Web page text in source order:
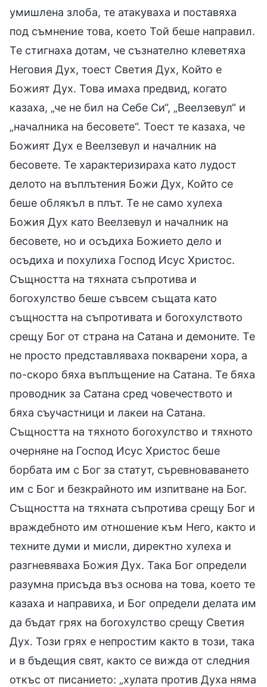
умишлена злоба, те атакуваха и поставяха
под съмнение това, което Той беше направил.
Те стигнаха дотам, че съзнателно клеветяха
Неговия Дух, тоест Светия Дух, Който е
Божият Дух. Това имаха предвид, когато
казаха, „че не бил на Себе Си“, „Веелзевул“ и
„началника на бесовете“. Тоест те казаха, че
Божият Дух е Веелзевул и началник на
бесовете. Те характеризираха като лудост
делото на въплътения Божи Дух, Който се
беше облякъл в плът. Те не само хулеха
Божия Дух като Веелзевул и началник на
бесовете, но и осъдиха Божието дело и
осъдиха и похулиха Господ Исус Христос.
Същността на тяхната съпротива и
богохулство беше съвсем същата като
същността на съпротивата и богохулството
срещу Бог от страна на Сатана и демоните. Те
не просто представляваха покварени хора, а
по-скоро бяха въплъщение на Сатана. Те бяха
проводник за Сатана сред човечеството и
бяха съучастници и лакеи на Сатана.
Същността на тяхното богохулство и тяхното
очерняне на Господ Исус Христос беше
борбата им с Бог за статут, съревноваването
им с Бог и безкрайното им изпитване на Бог.
Същността на тяхната съпротива срещу Бог и
враждебното им отношение към Него, както и
техните думи и мисли, директно хулеха и
разгневяваха Божия Дух. Така Бог определи
разумна присъда въз основа на това, което те
казаха и направиха, и Бог определи делата им
да бъдат грях на богохулство срещу Светия
Дух. Този грях е непростим както в този, така
и в бъдещия свят, както се вижда от следния
откъс от писанието: „хулата против Духа няма